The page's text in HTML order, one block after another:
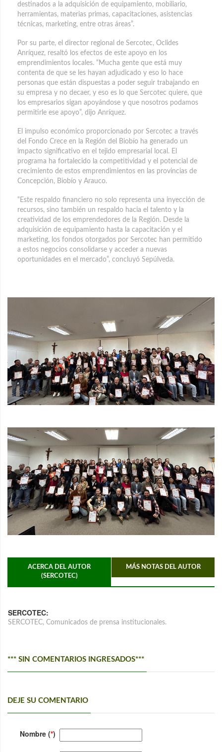
destinados a la adquisición de equipamiento, mobiliario,
herramientas, materias primas, capacitaciones, asistencias
técnicas, marketing, entre otras áreas”.
Por su parte, el director regional de Sercotec, Oclides
Anríquez, resaltó los efectos de este apoyo en los
emprendimientos locales. “Mucha gente que está muy
contenta de que se les hayan adjudicado y eso lo hace
personas que están dispuestas a poder seguir trabajando en
su empresa y no decaer, y eso es lo que Sercotec quiere, que
los empresarios sigan apoyándose y que nosotros podamos
permitirle ese apoyo”, dijo Anríquez.
El impulso económico proporcionado por Sercotec a través
del Fondo Crece en la Región del Biobío ha generado un
impacto significativo en el tejido empresarial local. El
programa ha fortalecido la competitividad y el potencial de
crecimiento de estos emprendimientos en las provincias de
Concepción, Biobío y Arauco.
“Este respaldo financiero no solo representa una inyección de
recursos, sino también un respaldo hacia el talento y la
creatividad de los emprendedores de la Región. Desde la
adquisición de equipamiento hasta la capacitación y el
marketing, los fondos otorgados por Sercotec han permitido
a estos negocios consolidarse y acceder a nuevas
oportunidades en el mercado”, concluyó Sepúlveda.
ACERCA DEL AUTOR
(SERCOTEC)
MÁS NOTAS DEL AUTOR
SERCOTEC:
SERCOTEC, Comunicados de prensa institucionales.
*** SIN COMENTARIOS INGRESADOS***
DEJE SU COMENTARIO
Nombre (*)